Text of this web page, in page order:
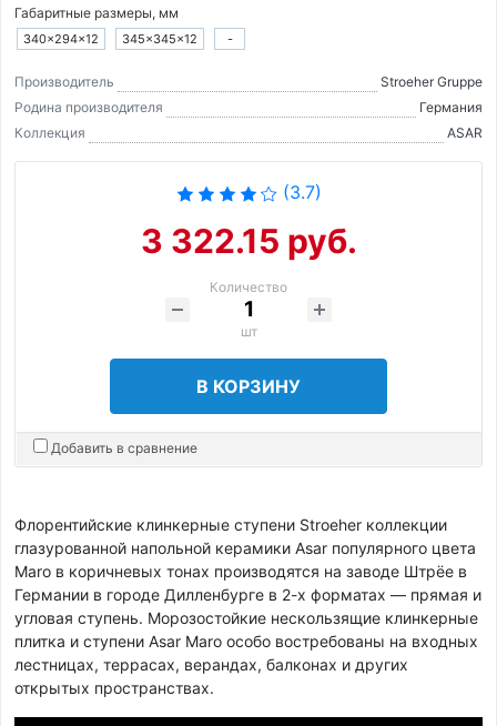
Габаритные размеры, мм
340×294×12 345×345×12 -
Производитель
Stroeher Gruppe
Родина производителя
Германия
Коллекция
ASAR
(3.7)
3 322.15 руб.
Количество
шт
В КОРЗИНУ
Добавить в сравнение
Флорентийские клинкерные ступени Stroeher коллекции
глазурованной напольной керамики Asar популярного цвета
Maro в коричневых тонах производятся на заводе Штрёе в
Германии в городе Дилленбурге в 2-х форматах — прямая и
угловая ступень. Морозостойкие нескользящие клинкерные
плитка и ступени Asar Maro особо востребованы на входных
лестницах, террасах, верандах, балконах и других
открытых пространствах.